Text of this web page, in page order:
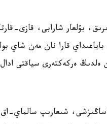
بۇلعار شارابى، قازى-
قارا نان مەن شاي
ەركەكتەرى سياقتى
شىعارىپ سالماي-اق